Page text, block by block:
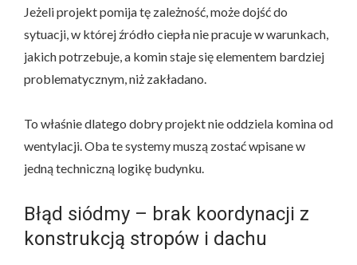
Jeżeli projekt pomija tę zależność, może dojść do
sytuacji, w której źródło ciepła nie pracuje w warunkach,
jakich potrzebuje, a komin staje się elementem bardziej
problematycznym, niż zakładano.
To właśnie dlatego dobry projekt nie oddziela komina od
wentylacji. Oba te systemy muszą zostać wpisane w
jedną techniczną logikę budynku.
Błąd siódmy – brak koordynacji z
konstrukcją stropów i dachu